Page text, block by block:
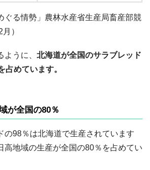
ぐる情勢」農林水産省生産局畜産部競
）
ように、 北海道が全国のサラブレッド
占めています。
が全国の80％
の98％は北海道で生産されています
高地域の生産が全国の80％を占めてい